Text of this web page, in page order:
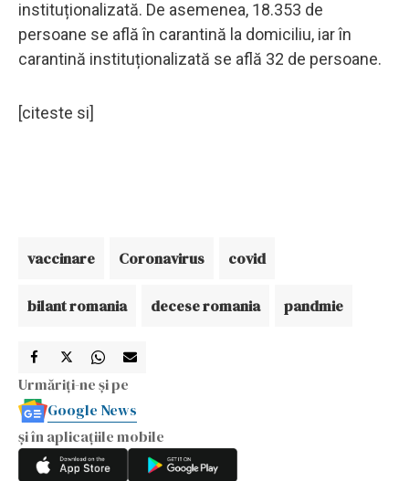
instituționalizată. De asemenea, 18.353 de
persoane se află în carantină la domiciliu, iar în
carantină instituționalizată se află 32 de persoane.
[citeste si]
vaccinare Coronavirus covid
bilant romania decese romania pandmie
Urmăriți-ne și pe
Google News
și în aplicațiile mobile